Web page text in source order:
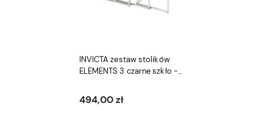
INVICTA zestaw stolików
ELEMENTS 3 czarne szkło -
494,00 zł